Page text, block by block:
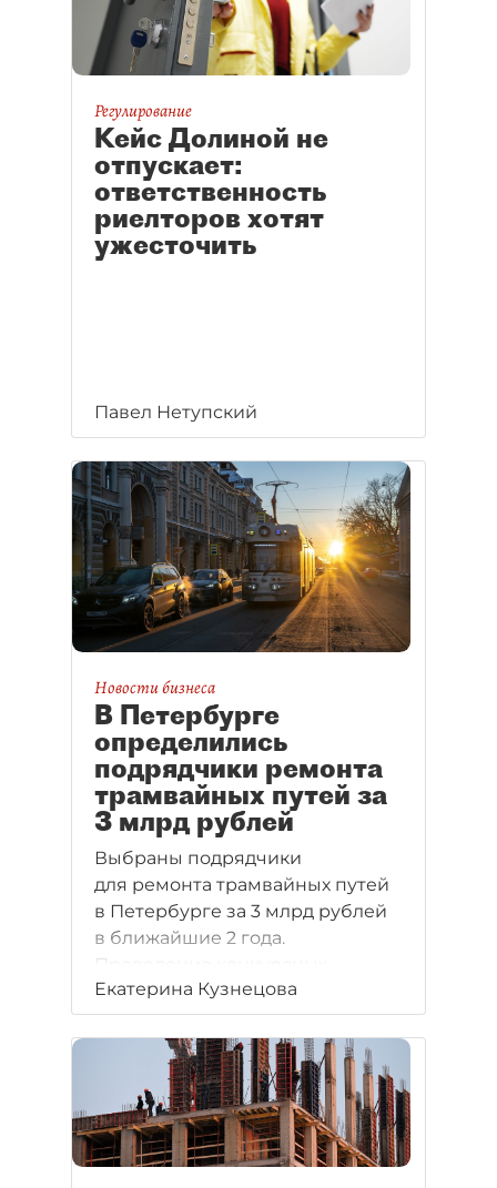
Регулирование
Кейс Долиной не
отпускает:
ответственность
риелторов хотят
ужесточить
Павел Нетупский
Новости бизнеса
В Петербурге
определились
подрядчики ремонта
трамвайных путей за
3 млрд рублей
Выбраны подрядчики
для ремонта трамвайных путей
в Петербурге за 3 млрд рублей
в ближайшие 2 года.
Проведение конкурсных
процедур затянулось из–
за повышения с 2026 года НДС.
Екатерина Кузнецова